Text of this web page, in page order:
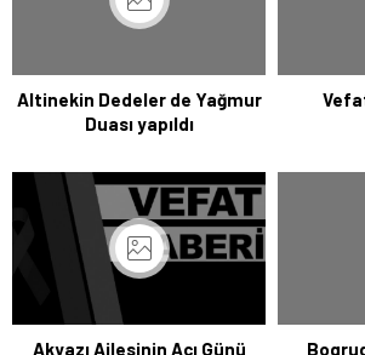
Altinekin Dedeler de Yağmur
Duası yapıldı
Akyazı Ailesinin Acı Günü